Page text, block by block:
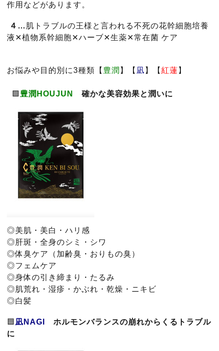
作用などがあります。
４…肌トラブルの王様と言われる不死の花幹細胞培養
液✕植物系幹細胞✕ハーブ✕生薬✕常在菌 ケア
お悩みや目的別に3種類【 豊潤 】【 凪 】【紅蓮 】
🟩 豊潤HOUJUN 確かな美容効果と潤いに
◎美肌・美白・ハリ感
◎肝斑・全身のシミ・シワ
◎体臭ケア（加齢臭・おりもの臭）
◎フェムケア
◎身体の引き締まり・たるみ
◎肌荒れ・湿疹・かぶれ・乾燥・ニキビ
◎白髪
🟦 凪NAGI
ホルモンバランスの崩れからくるトラブル
に